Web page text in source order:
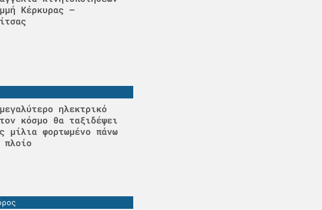
Κέρκυρας –
ηλεκτρικό
κόσμο θα ταξιδέψει
μίλια φορτωμένο πάνω
πλοίο